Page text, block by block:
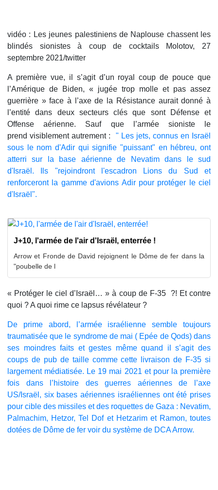
vidéo : Les jeunes palestiniens de Naplouse chassent les
blindés sionistes à coup de cocktails Molotov, 27
septembre 2021/twitter
A première vue, il s’agit d’un royal coup de pouce que
l’Amérique de Biden, « jugée trop molle et pas assez
guerrière » face à l’axe de la Résistance aurait donné à
l’entité dans deux secteurs clés que sont Défense et
Offense aérienne. Sauf que l’armée sioniste le
prend visiblement autrement :
" Les jets, connus en Israël
sous le nom d'Adir qui signifie "puissant" en hébreu, ont
atterri sur la base aérienne de Nevatim dans le sud
d'Israël. Ils "rejoindront l'escadron Lions du Sud et
renforceront la gamme d'avions Adir pour protéger le ciel
d'Israël".
J+10, l'armée de l'air d'Israël, enterrée !
Arrow et Fronde de David rejoignent le Dôme de fer dans la
"poubelle de l
« Protéger le ciel d’Israël… » à coup de F-35 ?! Et contre
quoi ? A quoi rime ce lapsus révélateur ?
De prime abord, l’armée israélienne semble toujours
traumatisée que le syndrome de mai ( Epée de Qods) dans
ses moindres faits et gestes même quand il s’agit des
coups de pub de taille comme cette livraison de F-35 si
largement médiatisée. Le 19 mai 2021 et pour la première
fois dans l’histoire des guerres aériennes de l’axe
US/Israël, six bases aériennes israéliennes ont été prises
pour cible des missiles et des roquettes de Gaza : Nevatim,
Palmachim, Hetzor, Tel Dof et Hetzarim et Ramon, toutes
dotées de Dôme de fer voir du système de DCA Arrow.